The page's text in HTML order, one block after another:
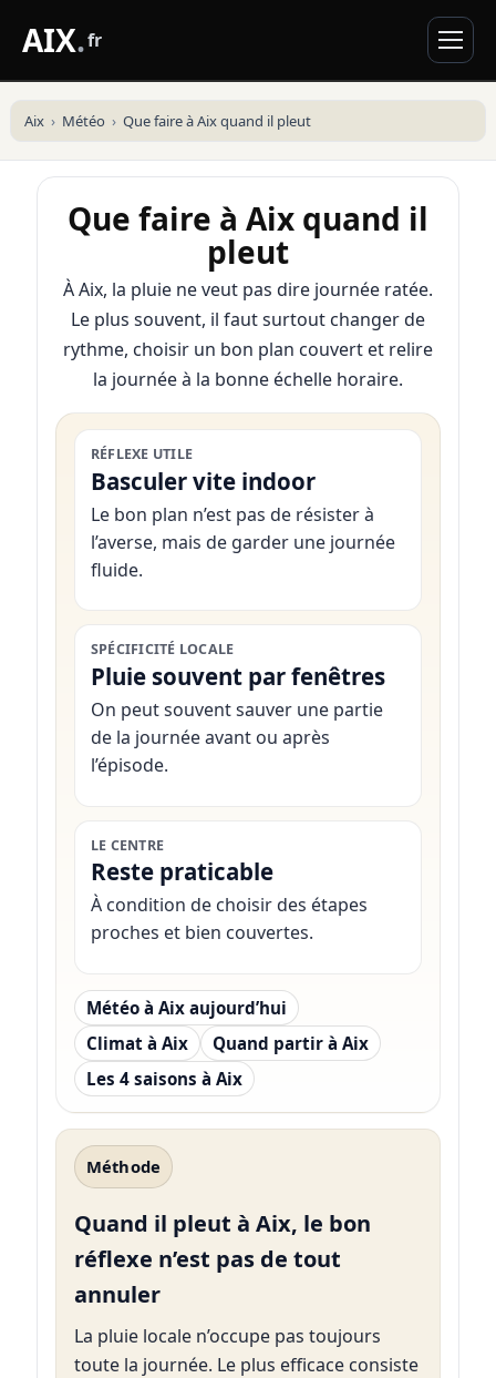
AIX.fr
Aix Météo Que faire à Aix quand il pleut
Que faire à Aix quand il
pleut
À Aix, la pluie ne veut pas dire journée ratée.
Le plus souvent, il faut surtout changer de
rythme, choisir un bon plan couvert et relire
la journée à la bonne échelle horaire.
RÉFLEXE UTILE
Basculer vite indoor
Le bon plan n’est pas de résister à
l’averse, mais de garder une journée
fluide.
SPÉCIFICITÉ LOCALE
Pluie souvent par fenêtres
On peut souvent sauver une partie
de la journée avant ou après
l’épisode.
LE CENTRE
Reste praticable
À condition de choisir des étapes
proches et bien couvertes.
Météo à Aix aujourd’hui
Climat à Aix
Quand partir à Aix
Les 4 saisons à Aix
Méthode
Quand il pleut à Aix, le bon
réflexe n’est pas de tout
annuler
La pluie locale n’occupe pas toujours
toute la journée. Le plus efficace consiste